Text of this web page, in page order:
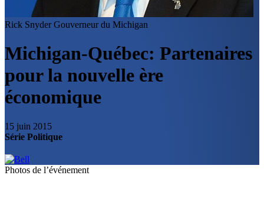
Rick Snyder Gouverneur du Michigan
Michigan-Québec: Partenaires
pour la nouvelle ère
économique
15 juin 2015
Série Politique
Photos de l’événement